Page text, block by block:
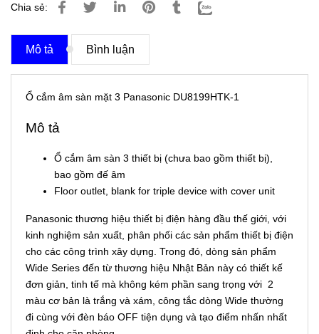
Chia sẻ:
Mô tả Bình luận
Ổ cắm âm sàn mặt 3 Panasonic DU8199HTK-1
Mô tả
Ổ cắm âm sàn 3 thiết bị (chưa bao gồm thiết bị),
bao gồm đế âm
Floor outlet, blank for triple device with cover unit
Panasonic thương hiệu thiết bị điện hàng đầu thế giới, với
kinh nghiệm sản xuất, phân phối các sản phẩm thiết bị điện
cho các công trình xây dựng. Trong đó, dòng sản phẩm
Wide Series đến từ thương hiệu Nhật Bản này có thiết kế
đơn giản, tinh tế mà không kém phần sang trọng với 2
màu cơ bản là trắng và xám, công tắc dòng Wide thường
đi cùng với đèn báo OFF tiện dụng và tạo điểm nhấn nhất